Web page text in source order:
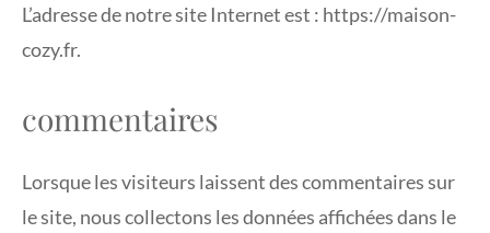
L’adresse de notre site Internet est : https://maison-
cozy.fr.
commentaires
Lorsque les visiteurs laissent des commentaires sur
le site, nous collectons les données affichées dans le